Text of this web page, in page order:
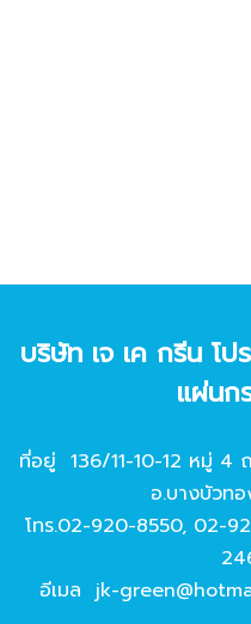
บริษัท เจ เค กรีน โ
แผ่นก
ที่อยู่ 136/11-10-12 หมู่ 4
อ.บางบัวทอ
โทร.02-920-8550, 02-
อีเมล jk-